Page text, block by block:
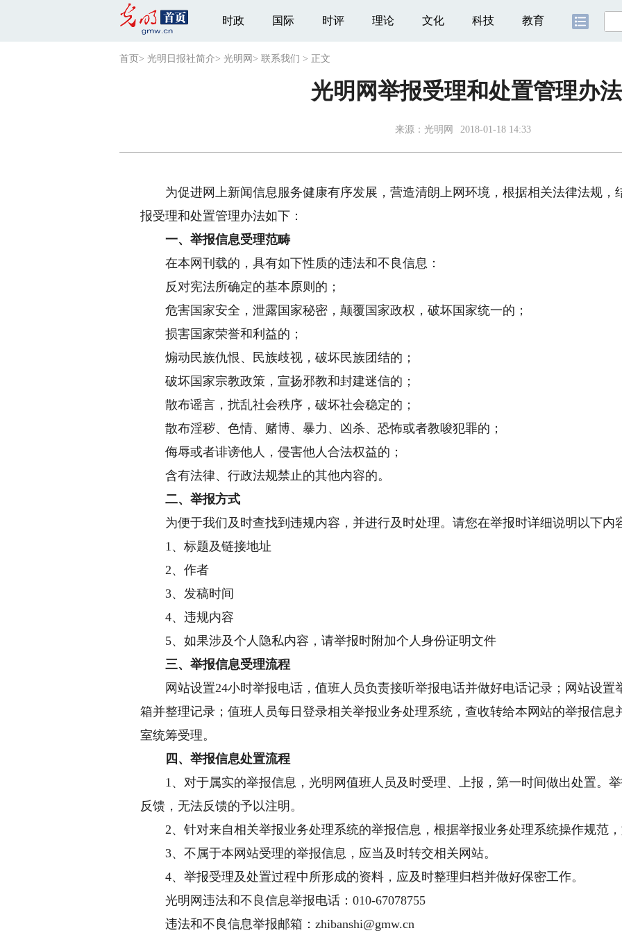
时政 国际 时评 理论 文化 科技 教育
首页 > 光明日报社简介> 光明网 > 联系我们 > 正文
光明网举报受理和处置管理办法
来源： 光明网 2018-01-18 14:33
为促进网上新闻信息服务健康有序发展，营造清朗上网环境，根据相关法律法规，
报受理和处置管理办法如下：
一、举报信息受理范畴
在本网刊载的，具有如下性质的违法和不良信息：
反对宪法所确定的基本原则的；
危害国家安全，泄露国家秘密，颠覆国家政权，破坏国家统一的；
损害国家荣誉和利益的；
煽动民族仇恨、民族歧视，破坏民族团结的；
破坏国家宗教政策，宣扬邪教和封建迷信的；
散布谣言，扰乱社会秩序，破坏社会稳定的；
散布淫秽、色情、赌博、暴力、凶杀、恐怖或者教唆犯罪的；
侮辱或者诽谤他人，侵害他人合法权益的；
含有法律、行政法规禁止的其他内容的。
二、举报方式
为便于我们及时查找到违规内容，并进行及时处理。请您在举报时详细说明以下内
1、标题及链接地址
2、作者
3、发稿时间
4、违规内容
5、如果涉及个人隐私内容，请举报时附加个人身份证明文件
三、举报信息受理流程
网站设置24小时举报电话，值班人员负责接听举报电话并做好电话记录；网站设置
箱并整理记录；值班人员每日登录相关举报业务处理系统，查收转给本网站的举报信息
室统筹受理。
四、举报信息处置流程
1、对于属实的举报信息，光明网值班人员及时受理、上报，第一时间做出处置。
反馈，无法反馈的予以注明。
2、针对来自相关举报业务处理系统的举报信息，根据举报业务处理系统操作规范
3、不属于本网站受理的举报信息，应当及时转交相关网站。
4、举报受理及处置过程中所形成的资料，应及时整理归档并做好保密工作。
光明网违法和不良信息举报电话：010-67078755
违法和不良信息举报邮箱：zhibanshi@gmw.cn